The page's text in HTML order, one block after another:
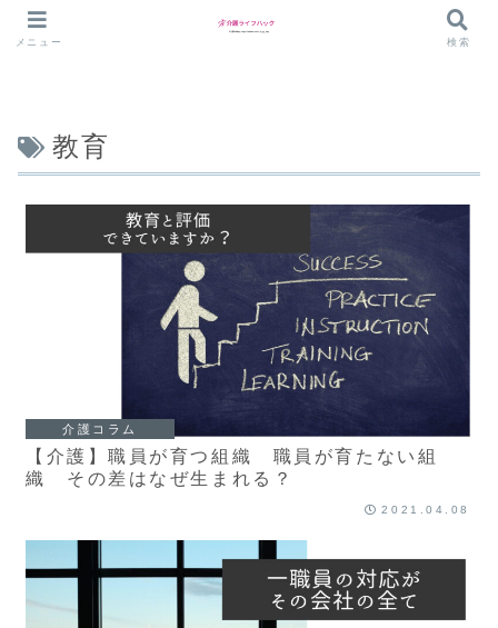
教育
介護コラム
【介護】職員が育つ組織 職員が育たない組
織 その差はなぜ生まれる？
2021.04.08
メニュー 検索